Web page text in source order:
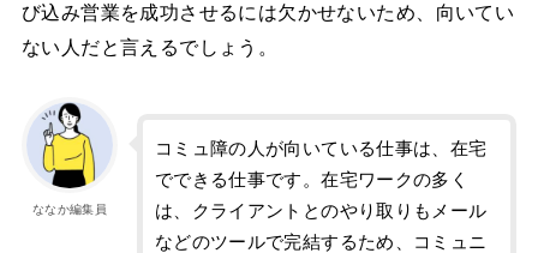
び込み営業を成功させるには欠かせないため、向いてい
ない人だと言えるでしょう。
ななか編集員
コミュ障の人が向いている仕事は、在宅
でできる仕事です。在宅ワークの多く
は、クライアントとのやり取りもメール
などのツールで完結するため、コミュニ